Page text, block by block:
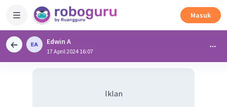
Masuk
Edwin A
17 April 2024 16:07
Iklan